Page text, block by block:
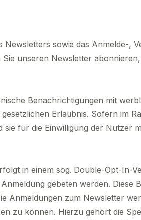
sowie das Anmelde-,
unseren Newsletter
Benachrichtigungen mit
Erlaubnis. Sofern im
für die Einwilligung der Nutzer
in einem sog. Double-Opt-In-
gebeten werden. Diese
Anmeldungen zum Newsletter
zu können. Hierzu gehört die